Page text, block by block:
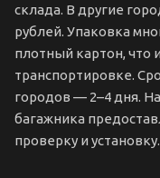
склада. В другие
рублей. Упаковка
плотный картон, что
транспортировке.
городов — 2–4 дня.
багажника
проверку и установку.